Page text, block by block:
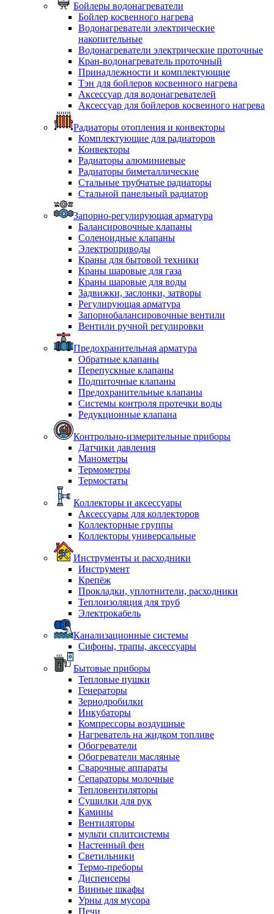
Бойлеры водонагреватели
Бойлер косвенного нагрева
Водонагреватели электрические
накопительные
Водонагреватели электрические проточные
Кран-водонагреватель проточный
Принадлежности и комплектующие
Тэн для бойлеров косвенного нагрева
Аксессуар для водонагревателей
Аксессуар для бойлеров косвенного нагрева
Радиаторы отопления и конвекторы
Комплектующие для радиаторов
Конвекторы
Радиаторы алюминиевые
Радиаторы биметаллические
Стальные трубчатые радиаторы
Стальной панельный радиатор
Запорно-регулирующая арматура
Балансировочные клапаны
Соленоидные клапаны
Электроприводы
Краны для бытовой техники
Краны шаровые для газа
Краны шаровые для воды
Задвижки, заслонки, затворы
Регулирующая арматура
Запорнобалансировочные вентили
Вентили ручной регулировки
Предохранительная арматура
Обратные клапаны
Перепускные клапаны
Подпиточные клапаны
Предохранительные клапаны
Системы контроля протечки воды
Редукционные клапана
Контрольно-измерительные приборы
Датчики давления
Манометры
Термометры
Термостаты
Коллекторы и аксессуары
Аксессуары для коллекторов
Коллекторные группы
Коллекторы универсальные
Инструменты и расходники
Инструмент
Крепёж
Прокладки, уплотнители, расходники
Теплоизоляция для труб
Электрокабель
Канализационные системы
Сифоны, трапы, аксессуары
Бытовые приборы
Тепловые пушки
Генераторы
Зернодробилки
Инкубаторы
Компрессоры воздушные
Нагреватель на жидком топливе
Обогреватели
Обогреватели масляные
Сварочные аппараты
Сепараторы молочные
Тепловентиляторы
Сушилки для рук
Камины
Вентиляторы
мульти сплитсистемы
Настенный фен
Светильники
Термо-преборы
Диспенсеры
Винные шкафы
Урны для мусора
Печи